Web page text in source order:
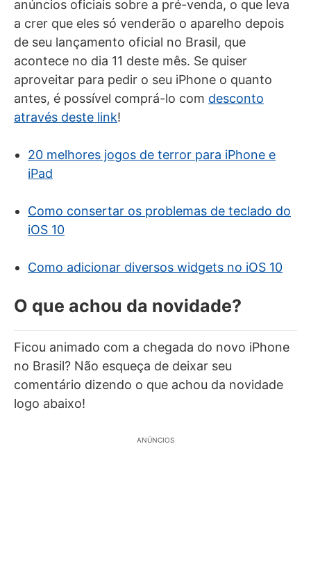
anúncios oficiais sobre a pré-venda, o que leva
a crer que eles só venderão o aparelho depois
de seu lançamento oficial no Brasil, que
acontece no dia 11 deste mês. Se quiser
aproveitar para pedir o seu iPhone o quanto
antes, é possível comprá-lo com desconto
através deste link!
20 melhores jogos de terror para iPhone e
iPad
Como consertar os problemas de teclado do
iOS 10
Como adicionar diversos widgets no iOS 10
O que achou da novidade?
Ficou animado com a chegada do novo iPhone
no Brasil? Não esqueça de deixar seu
comentário dizendo o que achou da novidade
logo abaixo!
ANÚNCIOS